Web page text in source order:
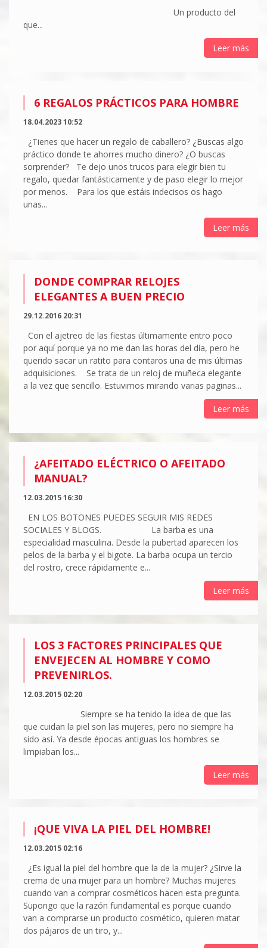
Un producto del
que...
Leer más
6 REGALOS PRÁCTICOS PARA HOMBRE
18.04.2023 10:52
¿Tienes que hacer un regalo de caballero? ¿Buscas algo
práctico donde te ahorres mucho dinero? ¿O buscas
sorprender? Te dejo unos trucos para elegir bien tu
regalo, quedar fantásticamente y de paso elegir lo mejor
por menos. Para los que estáis indecisos os hago
unas...
Leer más
DONDE COMPRAR RELOJES
ELEGANTES A BUEN PRECIO
29.12.2016 20:31
Con el ajetreo de las fiestas últimamente entro poco
por aquí porque ya no me dan las horas del día, pero he
querido sacar un ratito para contaros una de mis últimas
adquisiciones. Se trata de un reloj de muñeca elegante
a la vez que sencillo. Estuvimos mirando varias paginas...
Leer más
¿AFEITADO ELÉCTRICO O AFEITADO
MANUAL?
12.03.2015 16:30
EN LOS BOTONES PUEDES SEGUIR MIS REDES
SOCIALES Y BLOGS. La barba es una
especialidad masculina. Desde la pubertad aparecen los
pelos de la barba y el bigote. La barba ocupa un tercio
del rostro, crece rápidamente e...
Leer más
LOS 3 FACTORES PRINCIPALES QUE
ENVEJECEN AL HOMBRE Y COMO
PREVENIRLOS.
12.03.2015 02:20
Siempre se ha tenido la idea de que las
que cuidan la piel son las mujeres, pero no siempre ha
sido así. Ya desde épocas antiguas los hombres se
limpiaban los...
Leer más
¡QUE VIVA LA PIEL DEL HOMBRE!
12.03.2015 02:16
¿Es igual la piel del hombre que la de la mujer? ¿Sirve la
crema de una mujer para un hombre? Muchas mujeres
cuando van a comprar cosméticos hacen esta pregunta.
Supongo que la razón fundamental es porque cuando
van a comprarse un producto cosmético, quieren matar
dos pájaros de un tiro, y...